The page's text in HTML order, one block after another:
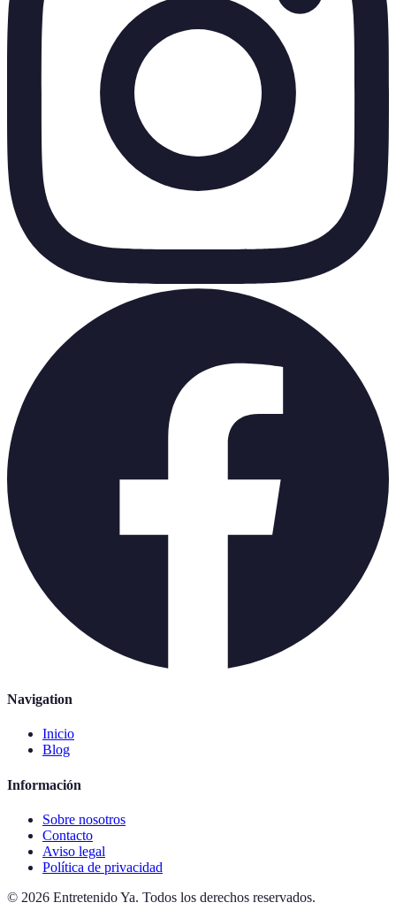
Navigation
Inicio
Blog
Información
Sobre nosotros
Contacto
Aviso legal
Política de privacidad
© 2026 Entretenido Ya. Todos los derechos reservados.